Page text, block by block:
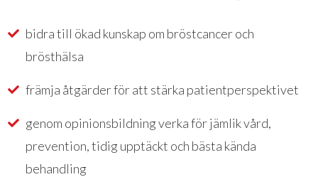
bidra till ökad kunskap om bröstcancer och
brösthälsa
främja åtgärder för att stärka patientperspektivet
genom opinionsbildning verka för jämlik vård,
prevention, tidig upptäckt och bästa kända
behandling